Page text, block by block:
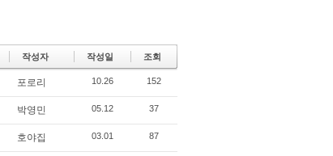
작성자 작성일 조회
포로리 10.26 152
박영민 05.12 37
호야집 03.01 87